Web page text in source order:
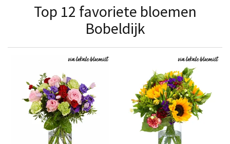
Top 12 favoriete bloemen
Bobeldijk